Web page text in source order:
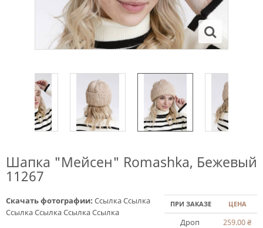
Шапка "Мейсен" Romashka, Бежевый
11267
ПРИ ЗАКАЗЕ ЦЕНА
Дроп 259.00₴
Скачать фотографии: СсылкаСсылка
СсылкаСсылкаСсылкаСсылка